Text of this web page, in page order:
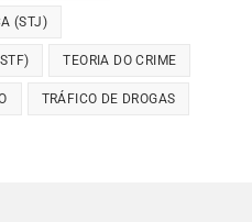
(STJ)
TEORIA DO CRIME
TRÁFICO DE DROGAS